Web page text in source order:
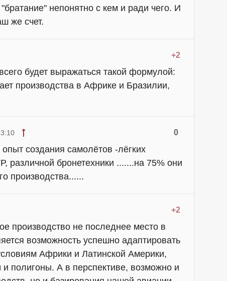
непонятно с кем и ради чего. И
же счет.
+2
будет выражаться такой формулой:
производства в Африке и Бразилии,
0
создания самолётов -лёгких
различной бронетехники .......на 75% они
производства......
+2
производство не последнее место в
возможность успешно адаптировать
Африки и Латинской Америки,
и полигоны. А в перспективе, возможно и